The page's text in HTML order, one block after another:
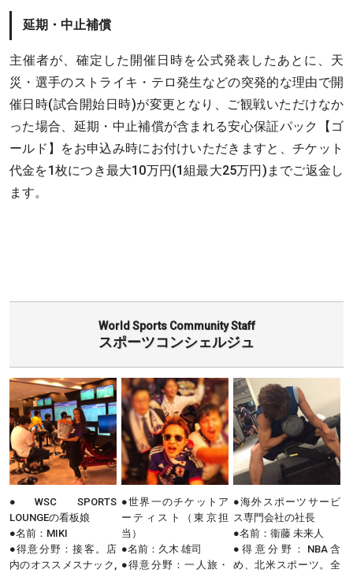
延期・中止補償
主催者が、確定した開催日時を公式発表したあとに、天
災・選手のストライキ・テロ発生などの突発的な理由で開
催日時(試合開始日時)が変更となり、ご観戦いただけなか
った場合、延期・中止補償が含まれる安心保証パック【ゴ
ールド】をお申込み時にお付けいただきますと、チケット
代金を1枚につき最大10万円(1組最大25万円)までご返金し
ます。
World Sports Community Staff
スポーツコンシェルジュ
店
ク,
●世界一のチケットア
ーティスト（東京担
当）
●名前：久木 雄司
●得意分野：一人旅・
●海外スポーツサービ
ス専門会社の社長
●名前：衞藤 未来人
●得意分野：NBA含
め、北米スポーツ。全
●日本一スポーツに
しい女性スポーツデ
レクター
●名前：東 香織
●得意分野：全ジャ